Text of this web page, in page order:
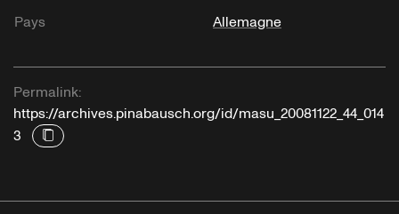
Pays
Allemagne
Permalink:
https://archives.pinabausch.org/id/masu_20081122_44_014
3